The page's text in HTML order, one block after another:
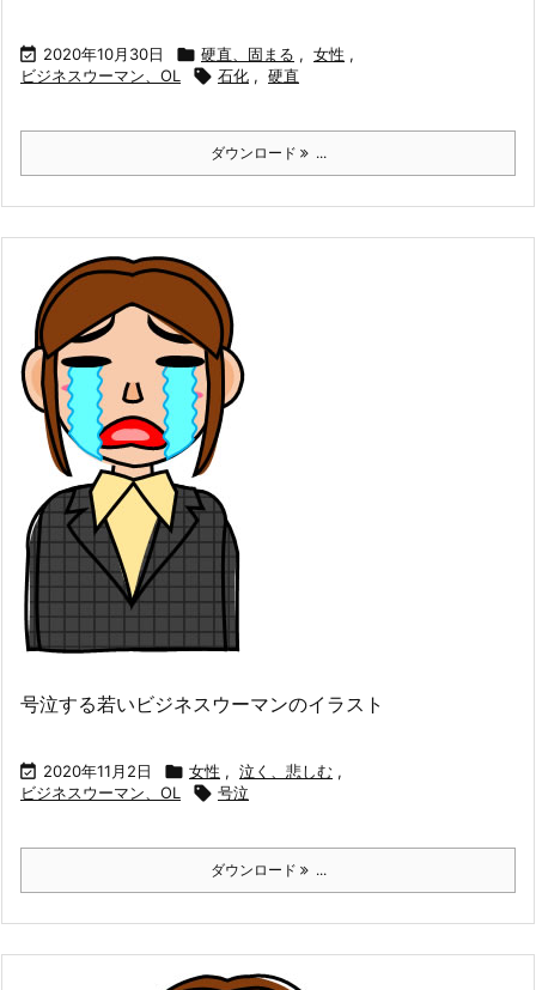
 2020年10月30日  硬直、固まる , 女性 ,
ビジネスウーマン、OL
 石化 , 硬直
ダウンロード ...
号泣する若いビジネスウーマンのイラスト
 2020年11月2日  女性 , 泣く、悲しむ ,
ビジネスウーマン、OL
 号泣
ダウンロード ...